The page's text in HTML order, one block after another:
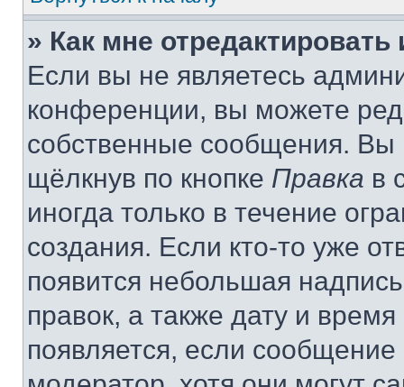
» Как мне
Если вы не являетесь
конференции, вы можете
собственные сообщения. Вы
щёлкнув по кнопке Правка в
иногда только в течение
создания. Если кто-то уже
появится небольшая
правок, а также дату и
появляется, если